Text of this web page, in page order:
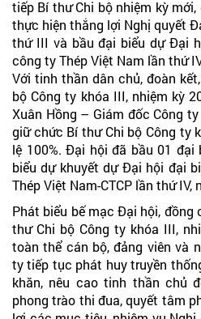
tiếp Bí thư Chi bộ nhiệm kỳ
thực hiện thắng lợi Nghị quyết
thứ III và bầu đại biểu dự Đại
công ty Thép Việt Nam lần thứ
Với tinh thần dân chủ, đoàn
bộ Công ty khóa III, nhiệm kỳ
Xuân Hồng – Giám đốc Công
giữ chức Bí thư Chi bộ Công ty
lệ 100%. Đại hội đã bầu 01
biểu dự khuyết dự Đại hội đại
Thép Việt Nam-CTCP lần thứ IV,
Phát biểu bế mạc Đại hội, đồng
thư Chi bộ Công ty khóa III,
toàn thể cán bộ, đảng viên và
ty tiếp tục phát huy truyền
khăn, nêu cao tinh thần chủ
phong trào thi đua, quyết tâm